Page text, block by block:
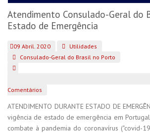
Atendimento Consulado-Geral do
Estado de Emergência
09 Abril. 2020
Utilidades
Consulado-Geral do Brasil no Porto
Comentários
ATENDIMENTO DURANTE ESTADO DE
vigência de estado de emergência em
combate à pandemia do coronavírus ("covid-